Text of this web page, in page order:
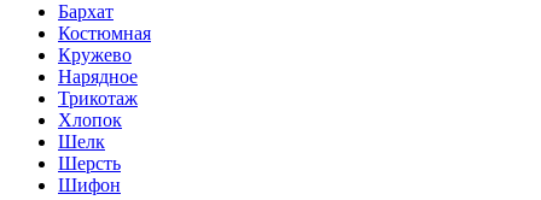
Бархат
Костюмная
Кружево
Нарядное
Трикотаж
Хлопок
Шелк
Шерсть
Шифон